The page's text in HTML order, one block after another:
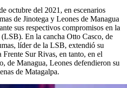
octubre del 2021, en escenarios
de Jinotega y Leones de Managua
sus respectivos compromisos en la
En la cancha Otto Casco, de
líder de la LSB, extendió su
Sur Rivas, en tanto, en el
de Managua, Leones defendieron su
de Matagalpa.